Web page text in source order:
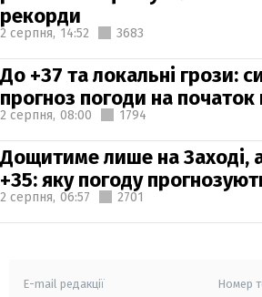
рекорди
2 серпня, 14:52 3683
До +37 та локальні грози:
прогноз погоди на
2 серпня, 08:00 1794
Дощитиме лише на Заході,
+35: яку погоду
2 серпня, 06:57 2701
E-mail редакції Номер